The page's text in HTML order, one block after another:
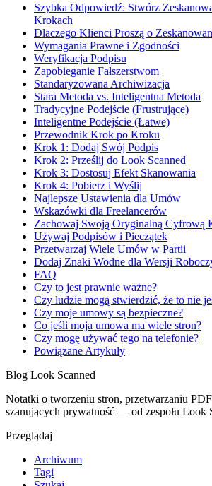
Szybka Odpowiedź: Stwórz
Krokach
Dlaczego Klienci Proszą o
Wymagania Prawne i Zgodności
Weryfikacja Podpisu
Zapobieganie Fałszerstwom
Standaryzowana Archiwizacja
Stara Metoda vs. Inteligentna Metoda
Tradycyjne Podejście (Frustrujące)
Inteligentne Podejście (Łatwe)
Przewodnik Krok po Kroku
Krok 1: Dodaj Swój Podpis
Krok 2: Prześlij do Look Scanned
Krok 3: Dostosuj Efekt Skanowania
Krok 4: Pobierz i Wyślij
Najlepsze Ustawienia dla Umów
Wskazówki dla Freelancerów
Zachowaj Swoją Oryginalną Cyfrową
Używaj Podpisów i Pieczątek
Przetwarzaj Wiele Umów w Partii
Dodaj Znaki Wodne dla Wersji
FAQ
Czy to jest prawnie ważne?
Czy ludzie mogą stwierdzić, że to nie
Czy moje umowy są bezpieczne?
Co jeśli moja umowa ma wiele stron?
Czy mogę używać tego na telefonie?
Powiązane Artykuły
Blog Look Scanned
Notatki o tworzeniu stron, przetwarzaniu
szanujących prywatność — od zespołu Look
Przeglądaj
Archiwum
Tagi